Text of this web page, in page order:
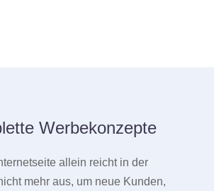
Werbekonzepte
allein reicht in der
mehr aus, um neue Kunden,